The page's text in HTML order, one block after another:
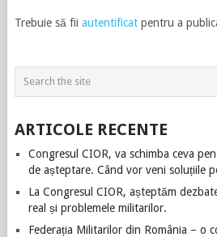
Trebuie să fii autentificatpentru a
ARTICOLE RECENTE
Congresul CIOR, va schimba ceva
de așteptare. Când vor veni soluțiile
La Congresul CIOR, așteptăm
real și problemele militarilor.
Federația Militarilor din România – o